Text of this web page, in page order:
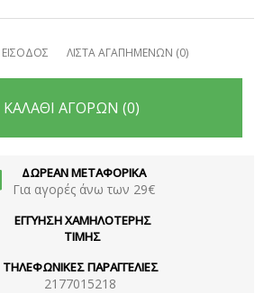
ΕΙΣΟΔΟΣ ΛΙΣΤΑ ΑΓΑΠΗΜΕΝΩΝ (0)
ΚΑΛΑΘΙ ΑΓΟΡΩΝ (0)
ΔΩΡΕΑΝ ΜΕΤΑΦΟΡΙΚΑ
Για αγορές άνω των 29€
ΕΓΓΥΗΣΗ ΧΑΜΗΛΟΤΕΡΗΣ
ΤΙΜΗΣ
ΤΗΛΕΦΩΝΙΚΕΣ ΠΑΡΑΓΓΕΛΙΕΣ
2177015218